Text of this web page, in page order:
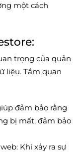
một cách
trọng của quản
liệu. Tầm quan
đảm bảo rằng
bị mất, đảm bảo
Khi xảy ra sự